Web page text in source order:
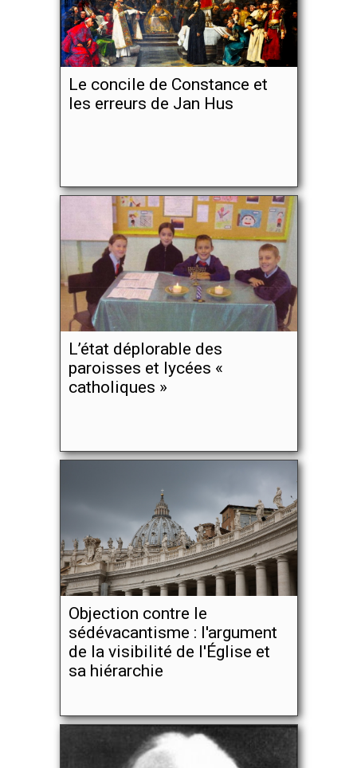
Le concile de Constance et
les erreurs de Jan Hus
L’état déplorable des
paroisses et lycées «
catholiques »
Objection contre le
sédévacantisme : l'argument
de la visibilité de l'Église et
sa hiérarchie